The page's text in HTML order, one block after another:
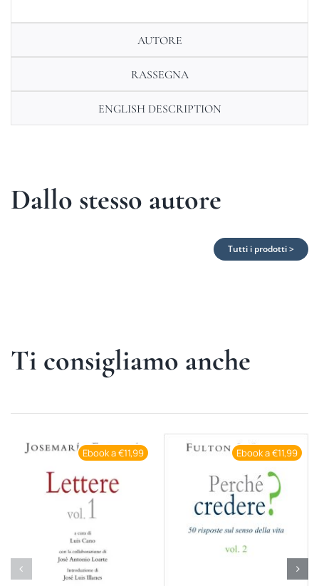
AUTORE
RASSEGNA
ENGLISH DESCRIPTION
Dallo stesso autore
Tutti i prodotti >
Ti consigliamo anche
Ebook a €11,99 Ebook a €11,99